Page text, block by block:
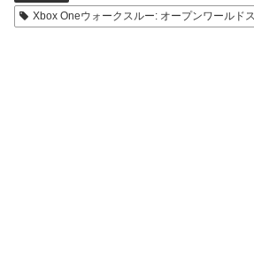
Xbox Oneウォークスルー: オープンワールド